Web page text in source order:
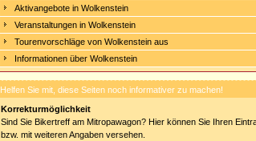
Aktivangebote in Wolkenstein
Veranstaltungen in Wolkenstein
Tourenvorschläge von Wolkenstein aus
Informationen über Wolkenstein
Helfen Sie mit, diese Seiten noch informativer zu machen!
Korrekturmöglichkeit
Sind Sie Bikertreff am Mitropawagon? Hier können Sie Ihren
bzw. mit weiteren Angaben versehen.